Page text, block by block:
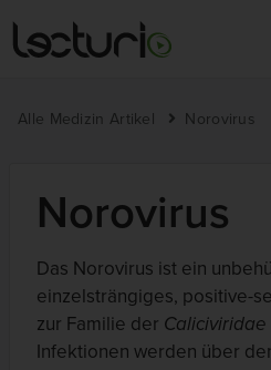
Alle Medizin Artikel Norovirus
Norovirus
Das Norovirus ist ein
einzelsträngiges, positive-
zur Familie der Caliciviridae
Infektionen werden über